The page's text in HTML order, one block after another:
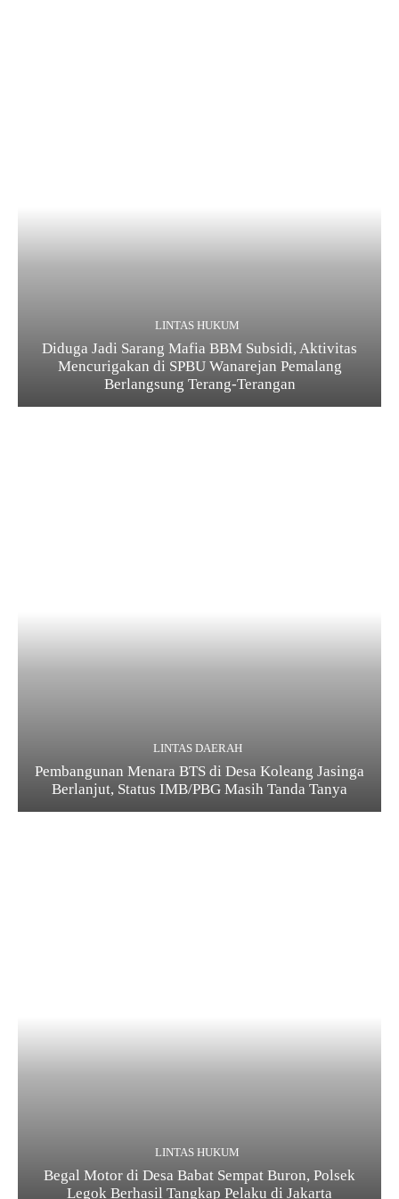
LINTAS HUKUM
Diduga Jadi Sarang Mafia BBM Subsidi, Aktivitas
Mencurigakan di SPBU Wanarejan Pemalang
Berlangsung Terang-Terangan
LINTAS DAERAH
Pembangunan Menara BTS di Desa Koleang Jasinga
Berlanjut, Status IMB/PBG Masih Tanda Tanya
LINTAS HUKUM
Begal Motor di Desa Babat Sempat Buron, Polsek
Legok Berhasil Tangkap Pelaku di Jakarta